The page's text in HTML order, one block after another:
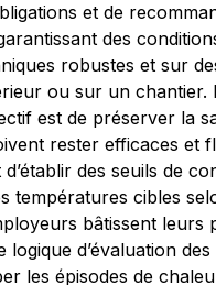
et de
des
robustes et sur
ou sur un chantier.
est de préserver la
rester efficaces et
des seuils de
températures cibles
bâtissent
logique d’évaluation
les épisodes de